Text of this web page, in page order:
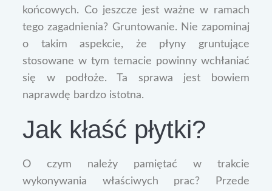
końcowych. Co jeszcze jest ważne w ramach
tego zagadnienia? Gruntowanie. Nie zapominaj
o takim aspekcie, że płyny gruntujące
stosowane w tym temacie powinny wchłaniać
się w podłoże. Ta sprawa jest bowiem
naprawdę bardzo istotna.
Jak kłaść płytki?
O czym należy pamiętać w trakcie
wykonywania właściwych prac? Przede